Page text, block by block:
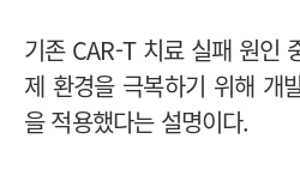
기존 CAR-T 치료 실패 원인
제 환경을 극복하기 위해 개
을 적용했다는 설명이다.